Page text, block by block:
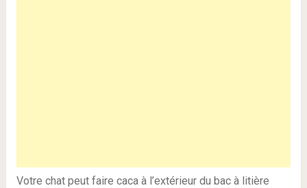
Votre chat peut faire caca à l’extérieur du bac à litière